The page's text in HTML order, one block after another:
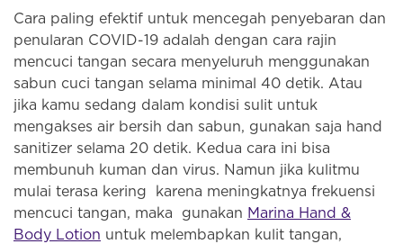
Cara paling efektif untuk mencegah penyebaran dan
penularan COVID-19 adalah dengan cara rajin
mencuci tangan secara menyeluruh menggunakan
sabun cuci tangan selama minimal 40 detik. Atau
jika kamu sedang dalam kondisi sulit untuk
mengakses air bersih dan sabun, gunakan saja hand
sanitizer selama 20 detik. Kedua cara ini bisa
membunuh kuman dan virus. Namun jika kulitmu
mulai terasa kering karena meningkatnya frekuensi
mencuci tangan, maka gunakan Marina Hand &
Body Lotion untuk melembapkan kulit tangan,